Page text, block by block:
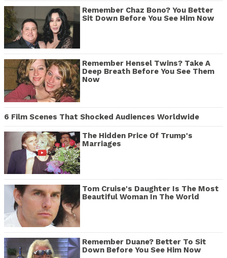
Remember Chaz Bono? You Better
Sit Down Before You See Him Now
Remember Hensel Twins? Take A
Deep Breath Before You See Them
Now
6 Film Scenes That Shocked Audiences Worldwide
The Hidden Price Of Trump's
Marriages
Tom Cruise's Daughter Is The Most
Beautiful Woman In The World
Remember Duane? Better To Sit
Down Before You See Him Now